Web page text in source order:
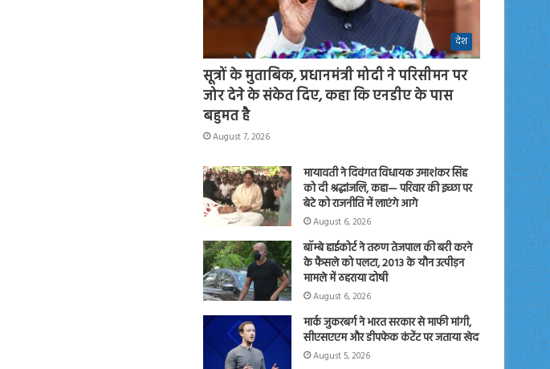
देश
सूत्रों के मुताबिक, प्रधानमंत्री मोदी ने परिसीमन पर
जोर देने के संकेत दिए, कहा कि एनडीए के पास
बहुमत है
August 7, 2026
मायावती ने दिवंगत विधायक उमाशंकर सिंह
को दी श्रद्धांजलि, कहा— परिवार की इच्छा पर
बेटे को राजनीति में लाएंगे आगे
August 6, 2026
बॉम्बे हाईकोर्ट ने तरुण तेजपाल की बरी करने
के फैसले को पलटा, 2013 के यौन उत्पीड़न
मामले में ठहराया दोषी
August 6, 2026
मार्क जुकरबर्ग ने भारत सरकार से माफी मांगी,
सीएसएएम और डीपफेक कंटेंट पर जताया खेद
August 5, 2026